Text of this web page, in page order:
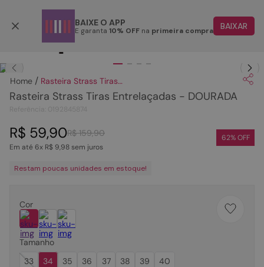
BAIXE O APP
E garanta 10% OFF na primeira compra BAIXAR
Rasteira Strass Tiras Entrelaçadas - DOURADA
Rasteira Strass Tiras Entrelaçadas - DOURADA
R$ 159,90
R$ 59,90
Em até6x R$ 9,98sem juros
62% OFF
Restam poucas unidades em estoque!
Cor
Tamanho
33
34 35 36 37 38 39 40
1º
2º
tenis
4º
sandalia
5º
rasteira
6º
tamanco
sapatilha
óculos
10º couro